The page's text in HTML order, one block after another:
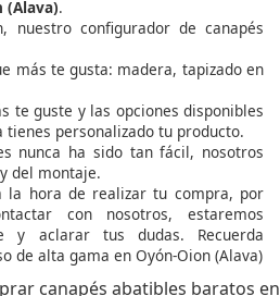
(Alava).
nuestro configurador de canapés
más te gusta: madera, tapizado en
te guste y las opciones disponibles
tienes personalizado tu producto.
nunca ha sido tan fácil, nosotros
del montaje.
la hora de realizar tu compra, por
con nosotros, estaremos
y aclarar tus dudas. Recuerda
de alta gama en Oyón-Oion (Alava)